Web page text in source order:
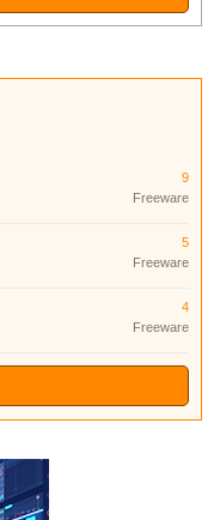
9
Freeware
5
Freeware
4
Freeware